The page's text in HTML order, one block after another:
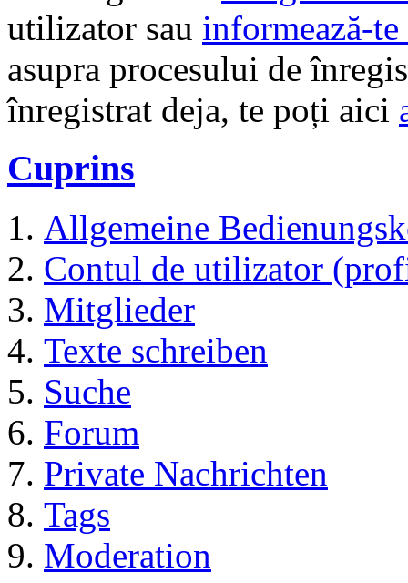
utilizator sau informează-
asupra procesului de
înregistrat deja, te poți aici
Cuprins
Allgemeine
Contul de utilizator
Mitglieder
Texte schreiben
Suche
Forum
Private Nachrichten
Tags
Moderation